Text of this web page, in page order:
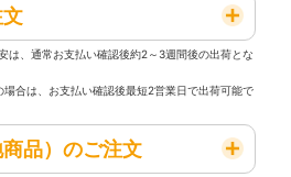
は、通常お支払い確認後約2～3週間後の出荷とな
合は、お支払い確認後最短2営業日で出荷可能で
品）のご注文